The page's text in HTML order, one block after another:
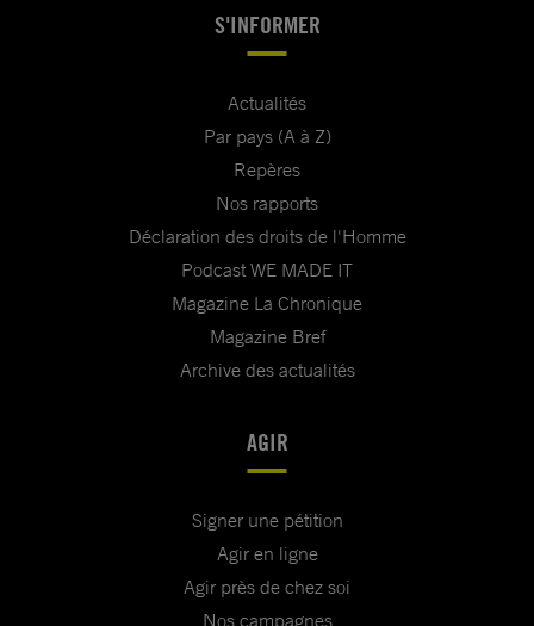
S'INFORMER
Actualités
Par pays (A à Z)
Repères
Nos rapports
Déclaration des droits de l'Homme
Podcast WE MADE IT
Magazine La Chronique
Magazine Bref
Archive des actualités
AGIR
Signer une pétition
Agir en ligne
Agir près de chez soi
Nos campagnes